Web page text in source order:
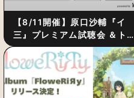
【8/11開催】原口沙輔『イ
三』プレミアム試聴会 ＆ト
ーク・セッション 〜完成直
後の“ピュアな原音体験”と制
作秘話